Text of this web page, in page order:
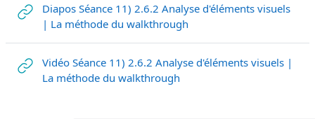
Diapos Séance 11) 2.6.2 Analyse d'éléments visuels
| La méthode du walkthrough
Vidéo Séance 11) 2.6.2 Analyse d'éléments visuels |
La méthode du walkthrough